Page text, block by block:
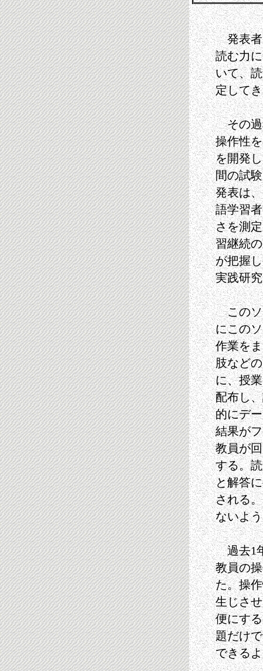
発表者
読む力
いて、
定して
その過
操作性
を開発
間の試
発表は
語学習
さを測
習継続
が把握
実践研
このソ
にこの
作業を
肢など
に、授
配布し
的にデ
結果が
教員が
する。
と解答
される
ないよ
過去1年
教員の
た。操
生じさ
便にす
題だけ
できる